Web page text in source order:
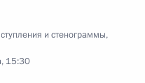
и стенограммы,
15:30